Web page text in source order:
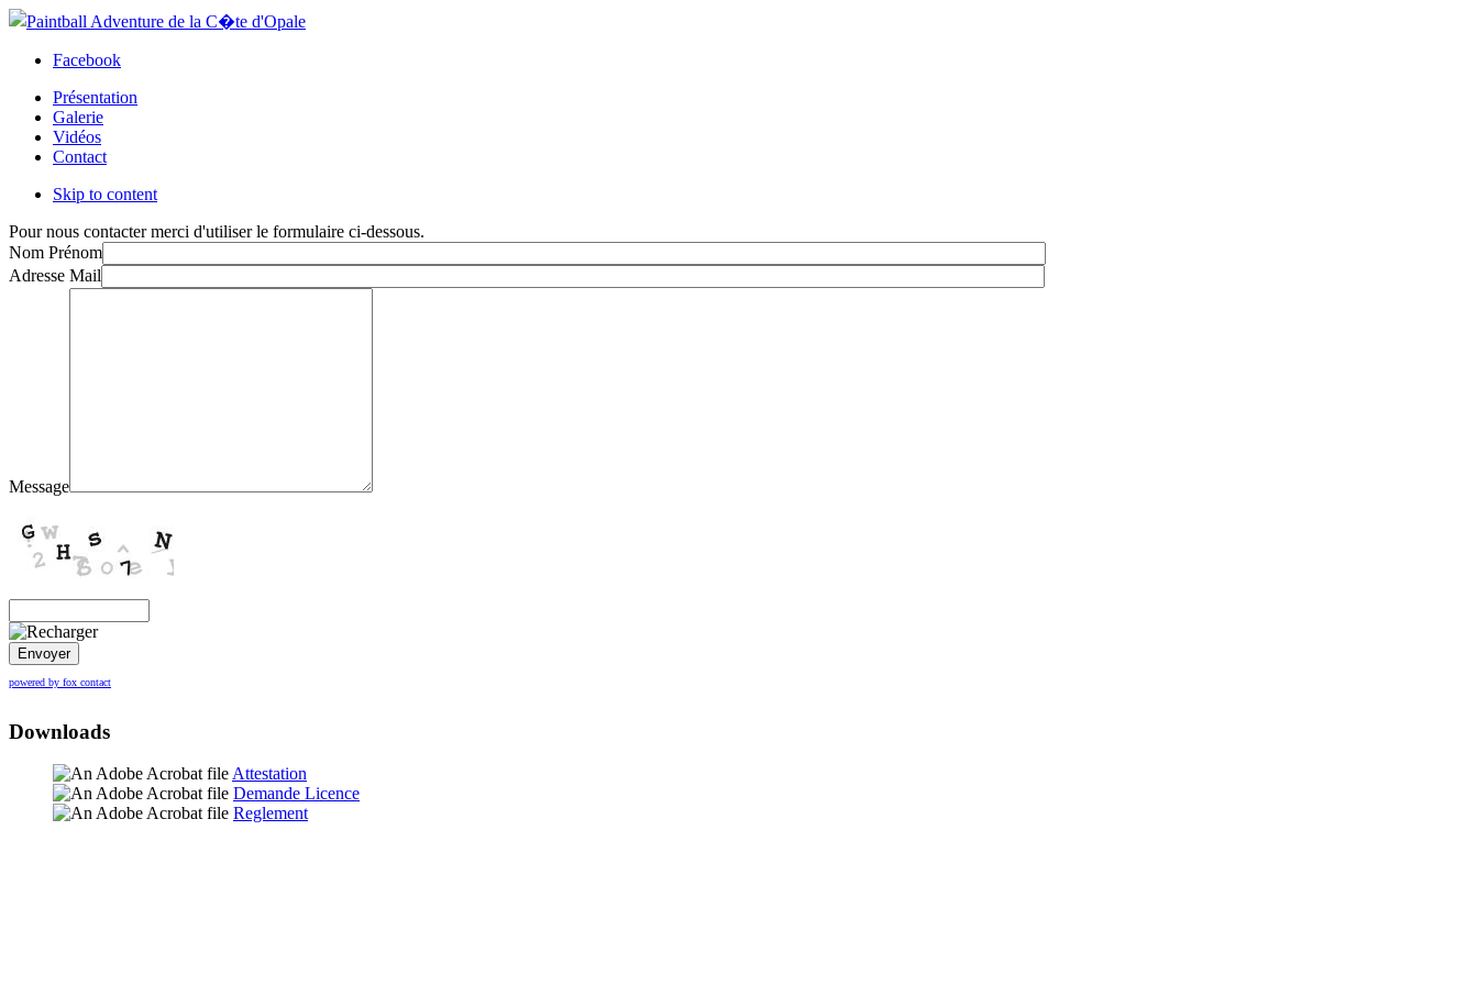
Facebook
Présentation
Galerie
Vidéos
Contact
Skip to content
Pour nous contacter merci d'utiliser le formulaire ci-dessous.
Nom Prénom
Adresse Mail
Message
Envoyer
powered by fox contact
Downloads
Attestation
Demande Licence
Reglement